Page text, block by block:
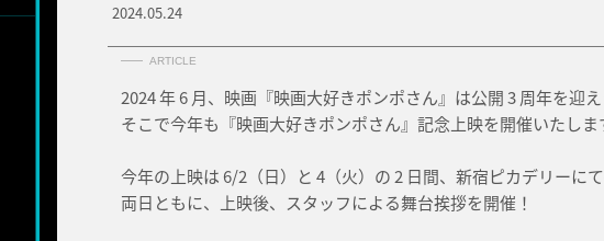
2024.05.24
ARTICLE
2024 年 6 月、映画『映画大好きポンポさん』は公開 3 周年を迎え
そこで今年も『映画大好きポンポさん』記念上映を開催いたしま
今年の上映は 6/2（日）と 4（火）の 2 日間、新宿ピカデリーにて
両日ともに、上映後、スタッフによる舞台挨拶を開催！